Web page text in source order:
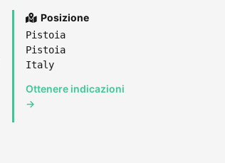
Posizione
Pistoia
Pistoia
Italy
Ottenere indicazioni
→